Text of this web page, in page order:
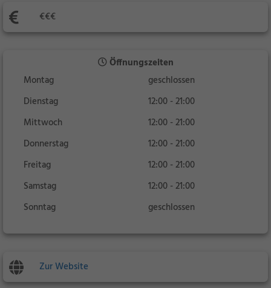
€€€
Öffnungszeiten
Montag
geschlossen
Dienstag
12:00 - 21:00
Mittwoch
12:00 - 21:00
Donnerstag
12:00 - 21:00
Freitag
12:00 - 21:00
Samstag
12:00 - 21:00
Sonntag
geschlossen
Zur Website